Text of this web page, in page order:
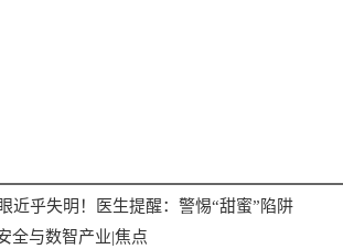
近乎失明！医生提醒：警惕“甜蜜”陷阱
全与数智产业|焦点